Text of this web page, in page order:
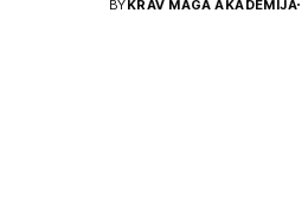
BYKRAV MAGA AKADEMIJA